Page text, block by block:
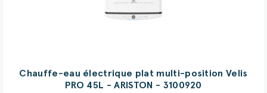
Chauffe-eau électrique plat multi-position Velis
PRO 45L - ARISTON - 3100920